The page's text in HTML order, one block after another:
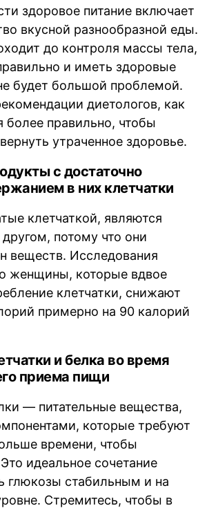
здоровое питание включает
вкусной разнообразной еды.
до контроля массы тела,
и иметь здоровые
будет большой проблемой.
диетологов, как
более правильно, чтобы
утраченное здоровье.
с достаточно
в них клетчатки
клетчаткой, являются
потому что они
веществ. Исследования
женщины, которые вдвое
клетчатки, снижают
примерно на 90 калорий
и белка во время
приема пищи
— питательные вещества,
которые требуют
времени, чтобы
идеальное сочетание
глюкозы стабильным и на
Стремитесь, чтобы в